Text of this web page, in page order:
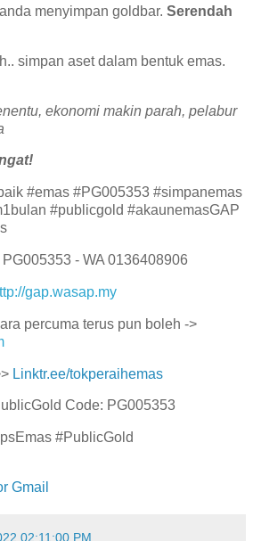
menyimpan goldbar. Serendah
simpan aset dalam bentuk emas.
ekonomi makin parah, pelabur
#emas #PG005353 #simpanemas
#publicgold #akaunemasGAP
- WA 0136408906
gap.wasap.my
percuma terus pun boleh ->
Linktr.ee/tokperaihemas
Code: PG005353
#PublicGold
Gmail
02:11:00 PM